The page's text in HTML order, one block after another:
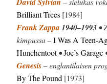
David Sylvian
Brilliant Trees [1984]
Frank Zappa1940–1993 •
kimpussa –I Was A Teen-
Hunchentoot•Joe’s Garage
Genesis– englantilaisen
By The Pound [1973]